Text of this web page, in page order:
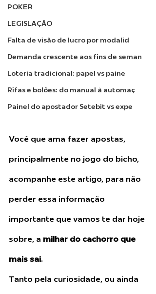
POKER
LEGISLAÇÃO
Falta de visão de lucro por modalid
Demanda crescente aos fins de seman
Loteria tradicional: papel vs paine
Rifas e bolões: do manual à automaç
Painel do apostador Setebit vs expe
Você que ama fazer apostas,
principalmente no jogo do bicho,
acompanhe este artigo, para não
perder essa informação
importante que vamos te dar hoje
sobre, a milhar do cachorro que
mais sai.
Tanto pela curiosidade, ou ainda